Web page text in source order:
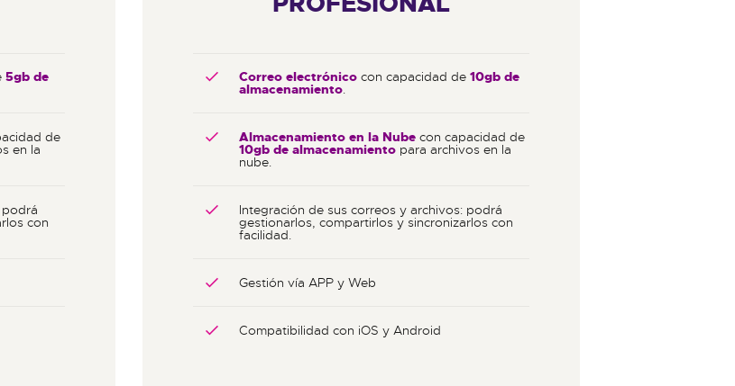
5gb de
de
en la
con
Correo electrónicocon capacidad de 10gb de
almacenamiento.
Almacenamiento en la Nubecon capacidad de
10gb de almacenamientopara archivos en la
nube.
Integración de sus correos y archivos: podrá
gestionarlos, compartirlos y sincronizarlos con
facilidad.
Gestión vía APP y Web
Compatibilidad con iOS y Android